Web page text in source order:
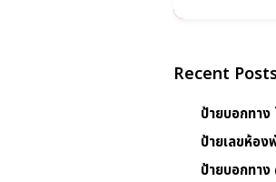
Recent
ป้ายบอกทา
ป้ายเลขห้อ
ป้ายบอกทา